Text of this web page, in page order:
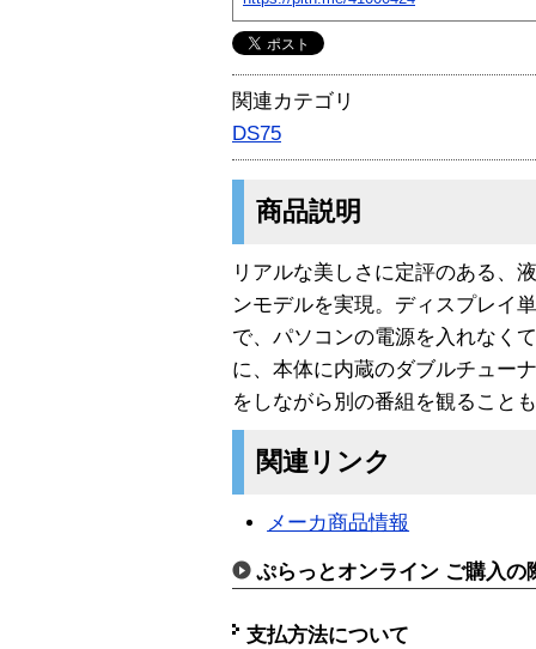
関連カテゴリ
DS75
商品説明
リアルな美しさに定評のある、
ンモデルを実現。ディスプレイ
で、パソコンの電源を入れなく
に、本体に内蔵のダブルチュー
をしながら別の番組を観ること
関連リンク
メーカ商品情報
ぷらっとオンライン ご購入の
支払方法について